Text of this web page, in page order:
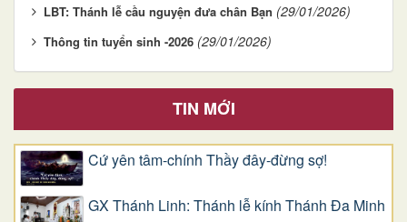
LBT: Thánh lễ cầu nguyện đưa chân Bạn (29/01/2026)
Thông tin tuyển sinh -2026 (29/01/2026)
TIN MỚI
Cứ yên tâm-chính Thầy đây-đừng sợ!
GX Thánh Linh: Thánh lễ kính Thánh Đa Minh